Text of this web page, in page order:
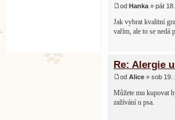
od Hanka » pát
Jak vybrat kvalitní
vařím, ale to se nedá
Re: Alergie
od Alice » sob 19.
Můžete mu kupovat
zažívání u psa.